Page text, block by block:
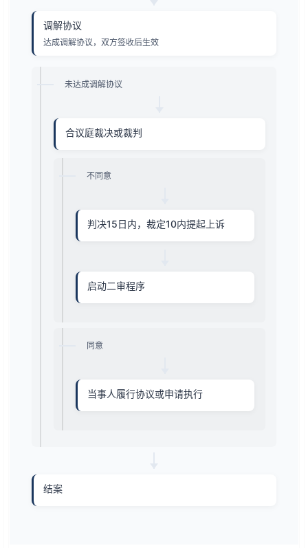
调解协议
达成调解协议，双方签收后生效
未达成调解协议
合议庭裁决或裁判
不同意
判决15日内，裁定10内提起上诉
启动二审程序
同意
当事人履行协议或申请执行
结案